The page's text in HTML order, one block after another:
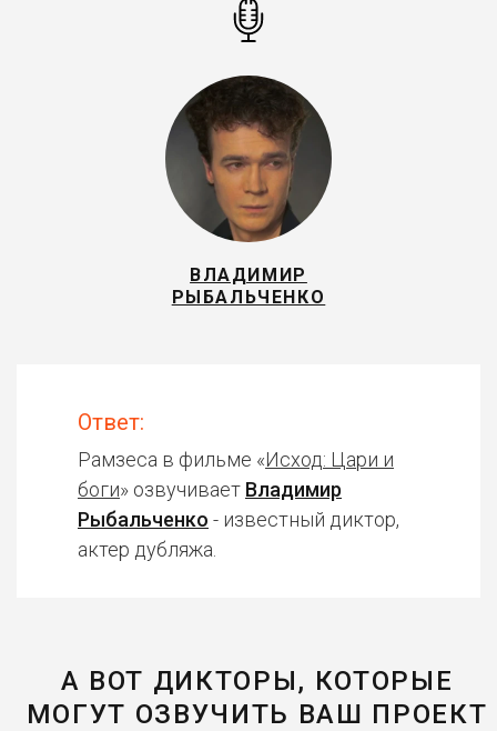
ВЛАДИМИР
РЫБАЛЬЧЕНКО
Ответ:
Рамзеса в фильме «Исход: Цари и
боги» озвучивает Владимир
Рыбальченко - известный диктор,
актер дубляжа.
А ВОТ ДИКТОРЫ, КОТОРЫЕ
МОГУТ ОЗВУЧИТЬ ВАШ ПРОЕКТ